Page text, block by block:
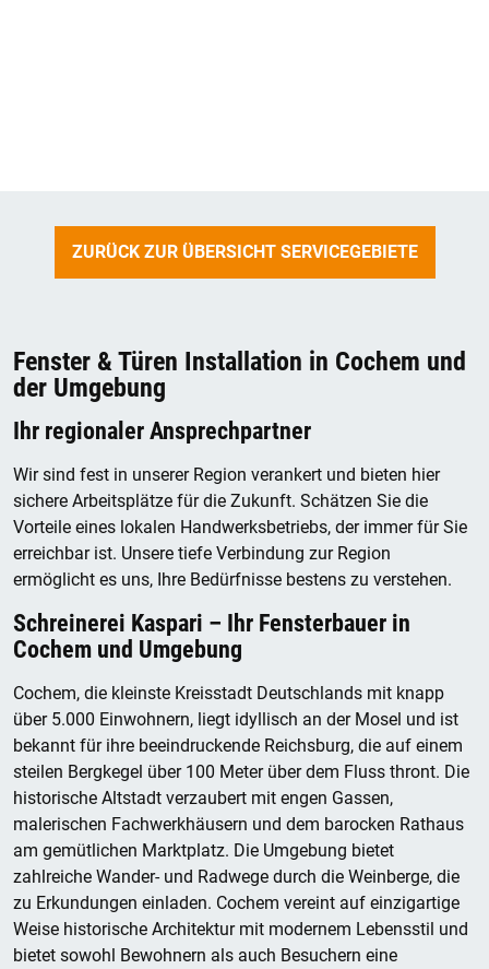
ZURÜCK ZUR ÜBERSICHT SERVICEGEBIETE
Fenster & Türen Installation in Cochem und
der Umgebung
Ihr regionaler Ansprechpartner
Wir sind fest in unserer Region verankert und bieten hier
sichere Arbeitsplätze für die Zukunft. Schätzen Sie die
Vorteile eines lokalen Handwerksbetriebs, der immer für Sie
erreichbar ist. Unsere tiefe Verbindung zur Region
ermöglicht es uns, Ihre Bedürfnisse bestens zu verstehen.
Schreinerei Kaspari – Ihr Fensterbauer in
Cochem und Umgebung
Cochem, die kleinste Kreisstadt Deutschlands mit knapp
über 5.000 Einwohnern, liegt idyllisch an der Mosel und ist
bekannt für ihre beeindruckende Reichsburg, die auf einem
steilen Bergkegel über 100 Meter über dem Fluss thront. Die
historische Altstadt verzaubert mit engen Gassen,
malerischen Fachwerkhäusern und dem barocken Rathaus
am gemütlichen Marktplatz. Die Umgebung bietet
zahlreiche Wander- und Radwege durch die Weinberge, die
zu Erkundungen einladen. Cochem vereint auf einzigartige
Weise historische Architektur mit modernem Lebensstil und
bietet sowohl Bewohnern als auch Besuchern eine